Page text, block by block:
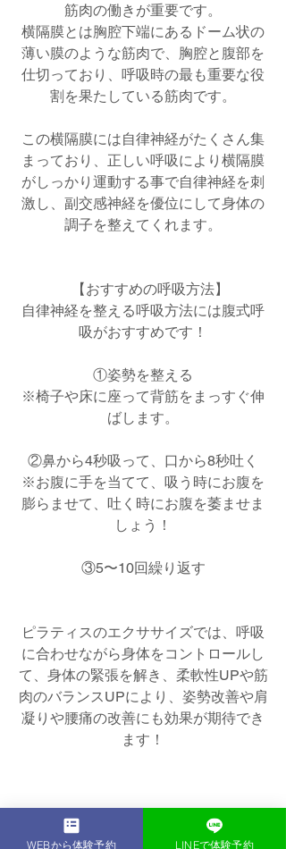
筋肉の働きが重要です。
横隔膜とは胸腔下端にあるドーム状の
薄い膜のような筋肉で、胸腔と腹部を
仕切っており、呼吸時の最も重要な役
割を果たしている筋肉です。
この横隔膜には自律神経がたくさん集
まっており、正しい呼吸により横隔膜
がしっかり運動する事で自律神経を刺
激し、副交感神経を優位にして身体の
調子を整えてくれます。
【おすすめの呼吸方法】
自律神経を整える呼吸方法には腹式呼
吸がおすすめです！
①姿勢を整える
※椅子や床に座って背筋をまっすぐ伸
ばします。
②鼻から4秒吸って、口から8秒吐く
※お腹に手を当てて、吸う時にお腹を
膨らませて、吐く時にお腹を萎ませま
しょう！
③5〜10回繰り返す
ピラティスのエクササイズでは、呼吸
に合わせながら身体をコントロールし
て、身体の緊張を解き、柔軟性UPや筋
肉のバランスUPにより、姿勢改善や肩
凝りや腰痛の改善にも効果が期待でき
ます！
WEBから体験予約 LINEで体験予約